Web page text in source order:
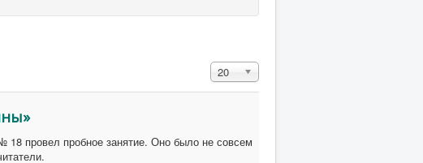
Кол-во строк:
20
18 провел пробное занятие. Оно было не совсем